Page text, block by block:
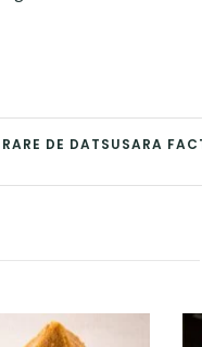
DE DATSUSARA